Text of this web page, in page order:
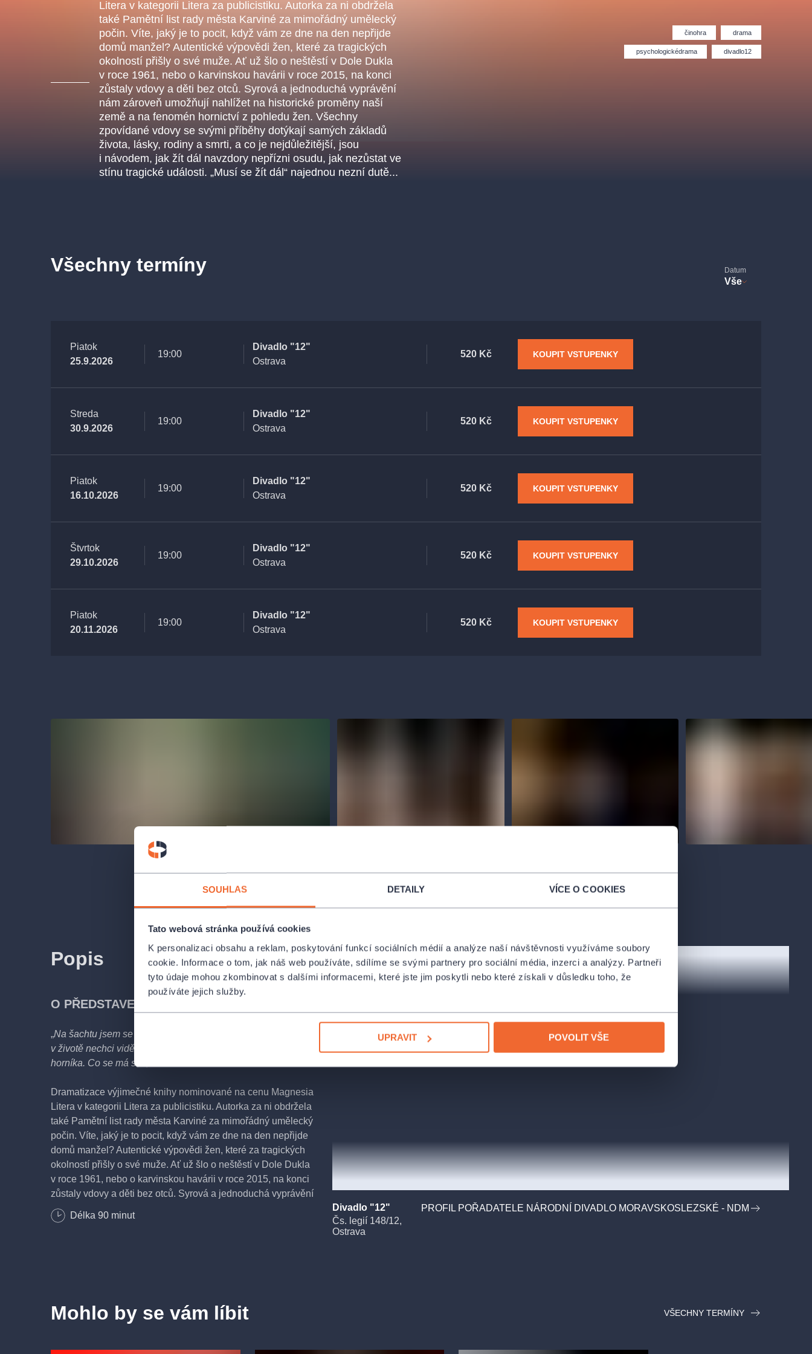
SOUHLAS DETAILY VÍCE O COOKIES
Tato webová stránka používá cookies
K personalizaci obsahu a reklam, poskytování funkcí sociálních médií a analýze naší návštěvnosti využíváme soubory
cookie. Informace o tom, jak náš web používáte, sdílíme se svými partnery pro sociální média, inzerci a analýzy. Partneři
tyto údaje mohou zkombinovat s dalšími informacemi, které jste jim poskytli nebo které získali v důsledku toho, že
používáte jejich služby.
UPRAVIT POVOLIT VŠE
Litera v kategorii Litera za publicistiku. Autorka za ni obdržela
také Pamětní list rady města Karviné za mimořádný umělecký
počin. Víte, jaký je to pocit, když vám ze dne na den nepřijde
domů manžel? Autentické výpovědi žen, které za tragických
okolností přišly o své muže. Ať už šlo o neštěstí v Dole Dukla
v roce 1961, nebo o karvinskou havárii v roce 2015, na konci
zůstaly vdovy a děti bez otců. Syrová a jednoduchá vyprávění
nám zároveň umožňují nahlížet na historické proměny naší
země a na fenomén hornictví z pohledu žen. Všechny
zpovídané vdovy se svými příběhy dotýkají samých základů
života, lásky, rodiny a smrti, a co je nejdůležitější, jsou
i návodem, jak žít dál navzdory nepřízni osudu, jak nezůstat ve
stínu tragické události. „Musí se žít dál“ najednou nezní dutě...
činohra drama
psychologickédrama divadlo12
Všechny termíny Datum
Vše
Piatok
25.9.2026
19:00
Divadlo "12"
Ostrava
520 Kč KOUPIT VSTUPENKY
Streda
30.9.2026
19:00
Divadlo "12"
Ostrava
520 Kč KOUPIT VSTUPENKY
Piatok
16.10.2026
19:00
Divadlo "12"
Ostrava
520 Kč KOUPIT VSTUPENKY
Štvrtok
29.10.2026
19:00
Divadlo "12"
Ostrava
520 Kč KOUPIT VSTUPENKY
Piatok
20.11.2026
19:00
Divadlo "12"
Ostrava
520 Kč KOUPIT VSTUPENKY
Popis
O PŘEDSTAVENÍ
„Na šachtu jsem se nezlobila, ale říkala jsem, že horníka už
v životě nechci vidět, a pak jsem se stejně znovu provdala za
horníka. Co se má stát, to se stane
Dramatizace výjimečné knihy nominované na cenu Magnesia
Litera v kategorii Litera za publicistiku. Autorka za ni obdržela
také Pamětní list rady města Karviné za mimořádný umělecký
počin. Víte, jaký je to pocit, když vám ze dne na den nepřijde
domů manžel? Autentické výpovědi žen, které za tragických
okolností přišly o své muže. Ať už šlo o neštěstí v Dole Dukla
v roce 1961, nebo o karvinskou havárii v roce 2015, na konci
zůstaly vdovy a děti bez otců. Syrová a jednoduchá vyprávění
nám zároveň umožňují nahlížet na historické proměny naší země
a na fenomén hornictví z pohledu žen. Všechny zpovídané vdovy
TVŮRCI A OBSAZENÍ
Délka 90 minut
Divadlo "12"
Čs. legií 148/12,
Ostrava
PROFIL POŘADATELE NÁRODNÍ DIVADLO MORAVSKOSLEZSKÉ - NDM
Mohlo by se vám líbit VŠECHNY TERMÍNY
Agentura 44, s.r.o.
s.r.o.
Ostatní hledají
muzikálypraha
Nejnavštěvovanější
muzikálypraha divadlopraha sleva klasickáhudba